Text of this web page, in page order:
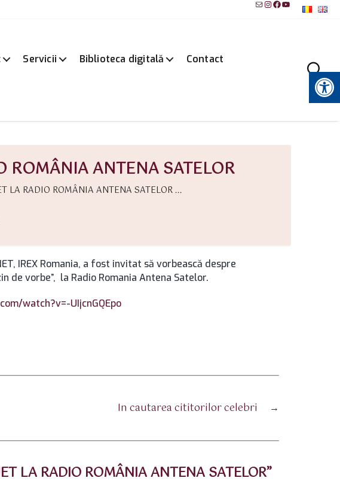
MailInstagram
Facebook
YouTube
Servicii Biblioteca digitală
Contact
Instrumente pentru accesibilitate
ROMÂNIA ANTENA SATELOR
LA RADIO ROMÂNIA ANTENA SATELOR ...
IREX Romania, a fost invitat să vorbească despre
de vorbe”, la Radio Romania Antena Satelor.
watch?v=-UIjcnGQEpo
→
In cautarea cititorilor celebri
LA RADIO ROMÂNIA ANTENA SATELOR”